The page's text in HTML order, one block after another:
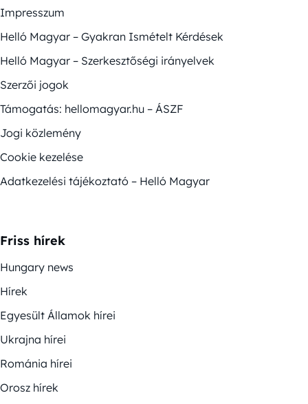
Impresszum
Helló Magyar – Gyakran Ismételt Kérdések
Helló Magyar – Szerkesztőségi irányelvek
Szerzői jogok
Támogatás: hellomagyar.hu – ÁSZF
Jogi közlemény
Cookie kezelése
Adatkezelési tájékoztató – Helló Magyar
Friss hírek
Hungary news
Hírek
Egyesült Államok hírei
Ukrajna hírei
Románia hírei
Orosz hírek